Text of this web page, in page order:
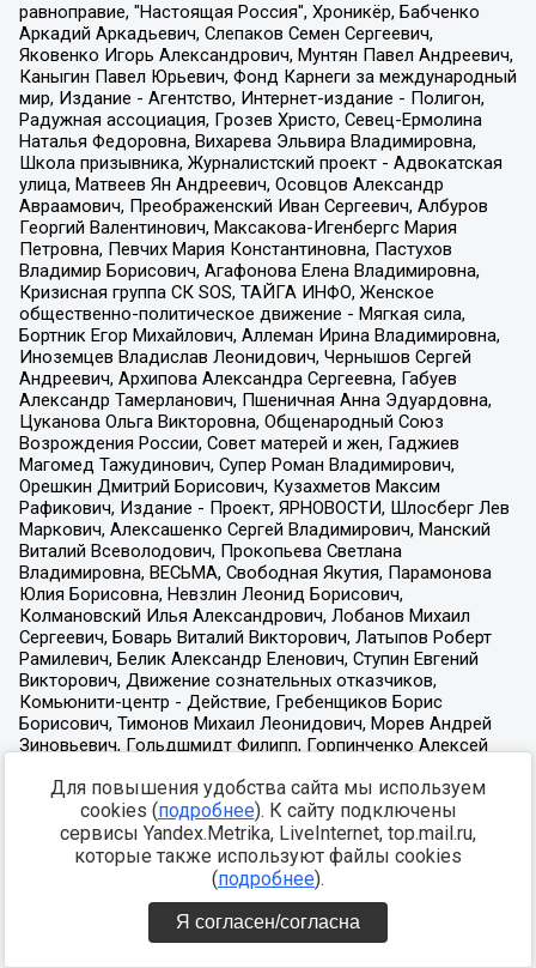
Для повышения удобства сайта мы используем
cookies (подробнее). К сайту подключены
сервисы Yandex.Metrika, LiveInternet, top.mail.ru,
которые также используют файлы cookies
(подробнее).
Я согласен/согласна